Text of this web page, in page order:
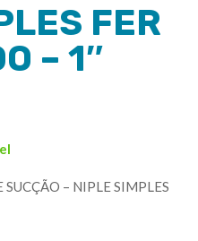
FER
– 1″
– NIPLE SIMPLES